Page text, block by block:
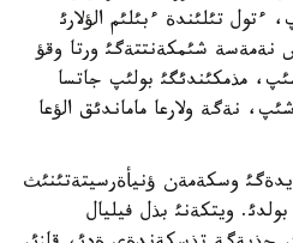
ءتول تئلئندة ءبئلئم الؤلارئ
نةمةسة شئمكةنتتةگئ ورتا وقؤ
مذمكئندئگئ بولئپ جاتسا
نةگة ولارعا ماماندئق الؤعا
وسكةمةن ؤنيأةرسيتةتئنئث
ويتكةنئ بذل فيليال